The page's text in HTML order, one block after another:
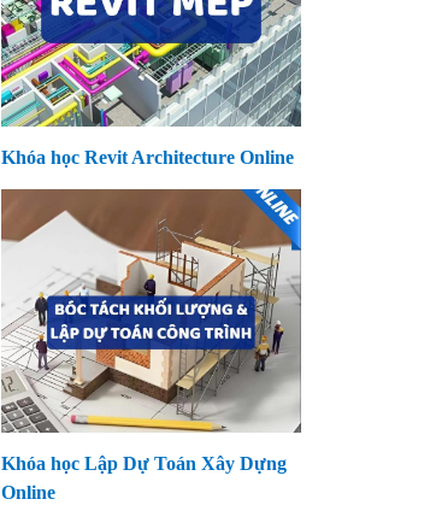
Khóa học Revit Architecture Online
Khóa học Lập Dự Toán Xây Dựng
Online